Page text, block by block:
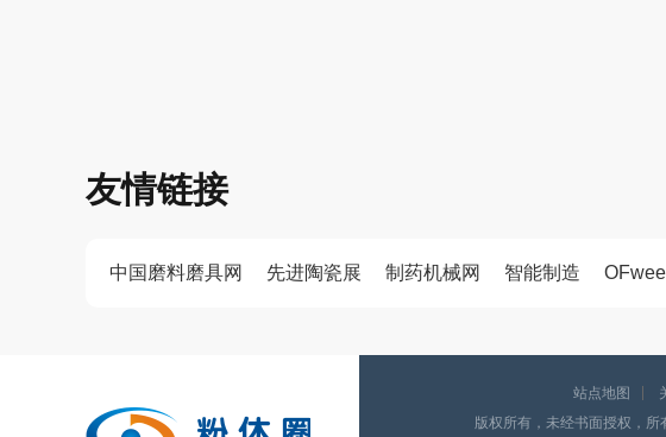
友情链接
中国磨料磨具网 先进陶瓷展 制药机械网 智能制造
站点地图
版权所有，未经书面授权，